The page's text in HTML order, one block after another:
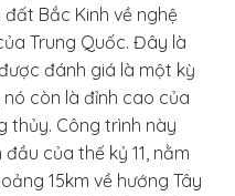
Bắc Kinh về nghệ
Trung Quốc. Đây là
đánh giá là một kỳ
còn là đỉnh cao của
thủy. Công trình này
của thế kỷ 11, nằm
15km về hướng Tây